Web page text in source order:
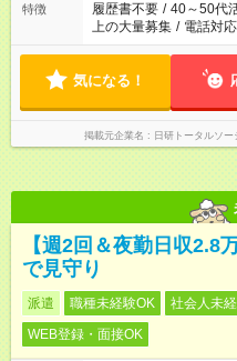
特徴 履歴書不要 / 40～50代
上の大量募集 / 電話対
気になる！
掲載元企業名 日研トータルソ
【週2回＆夜勤日収2.8
で見守り
派遣 職種未経験OK 社会人未
WEB登録・面接OK